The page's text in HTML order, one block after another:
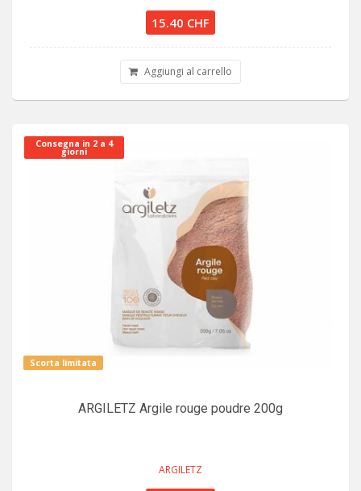
15.40 CHF
Aggiungi al carrello
Consegna in 2 a 4
giorni
Scorta limitata
ARGILETZ Argile rouge poudre 200g
ARGILETZ